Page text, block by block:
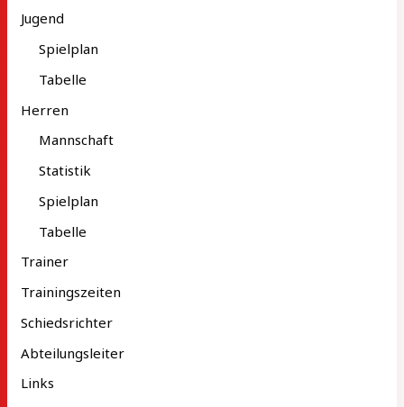
Jugend
Spielplan
Tabelle
Herren
Mannschaft
Statistik
Spielplan
Tabelle
Trainer
Trainingszeiten
Schiedsrichter
Abteilungsleiter
Links